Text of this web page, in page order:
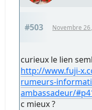
#503 Novembre
curieux le lien
http://www.fuji-
rumeurs-
ambassadeur/
c mieux ?